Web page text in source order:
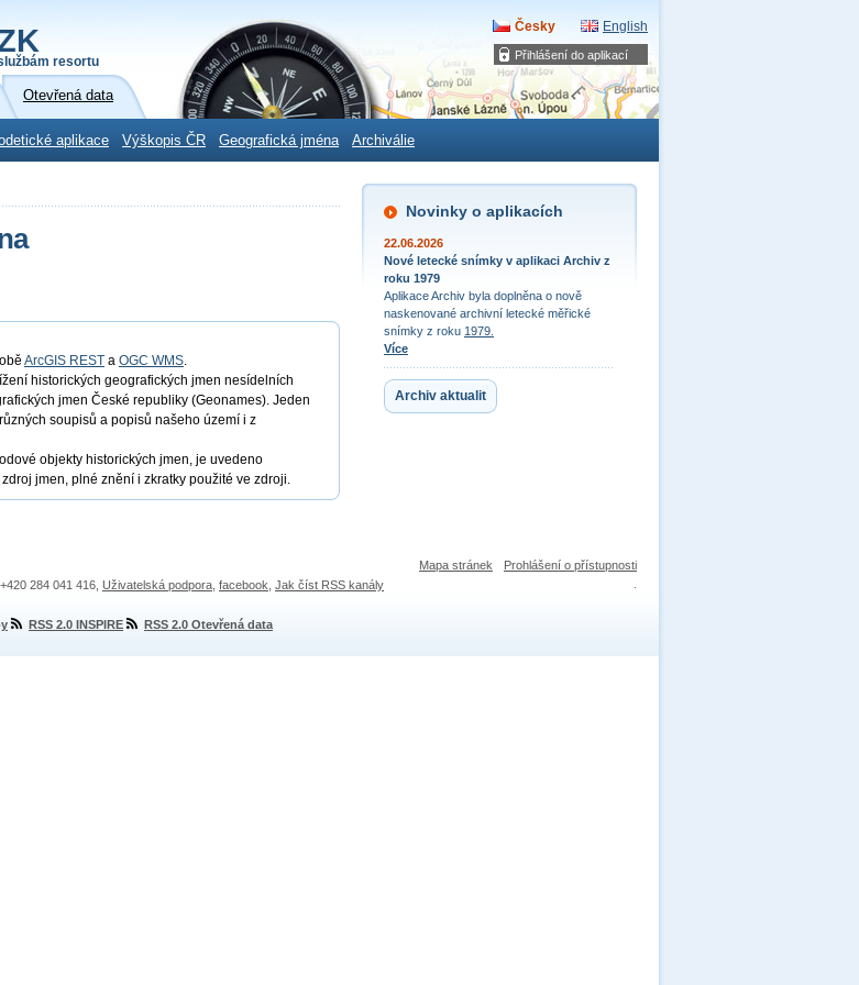
Přihlášení do aplikací
resortu
Česky English
Otevřená data
aplikace Výškopis ČR Geografická jména Archiválie
Novinky o aplikacích
22.06.2026
Nové letecké snímky v aplikaci Archiv z
roku 1979
Aplikace Archiv byla doplněna o nově
naskenované archivní letecké měřické
snímky z roku 1979.
Více
Archiv aktualit
ArcGIS REST a OGC WMS.
historických geografických jmen nesídelních
jmen České republiky (Geonames). Jeden
soupisů a popisů našeho území i z
objekty historických jmen, je uvedeno
jmen, plné znění i zkratky použité ve zdroji.
Mapa stránek Prohlášení o přístupnosti
284 041 416, Uživatelská podpora facebook Jak číst RSS kanály
RSS 2.0 INSPIRE RSS 2.0 Otevřená data